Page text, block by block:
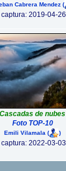
Cabrera Mendez(
captura: 2019-04-
Cascadas de nubes
Foto TOP-10
Emili Vilamala ( )
captura: 2022-03-